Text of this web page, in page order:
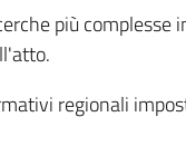
più
regionali